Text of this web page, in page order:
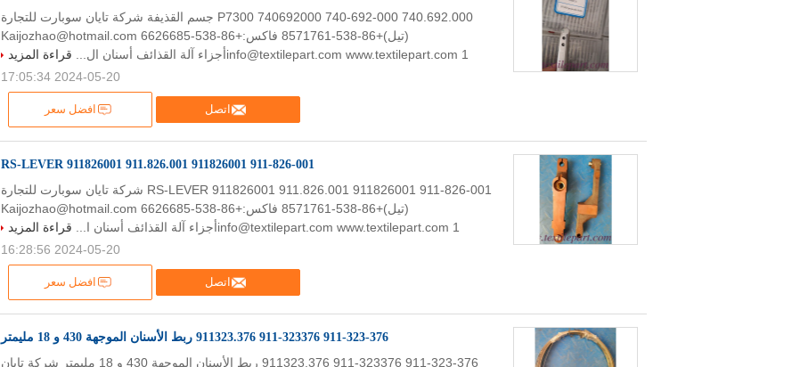
اتصل افضل سعر
740.692.000 740-692-000 740692000 P7300 جسم القذيفة شركة تايان سوبارت للتجارة
(تيل)+86-538-8571761 فاكس:+86-538-6626685 Kaijozhao@hotmail.com
info@textilepart.com www.textilepart.com 1أجزاء آلة القذائف أسنان ال...
قراءة المزيد
2024-05-20 17:05:34
911-826-001 911826001 911.826.001 911826001 RS-LEVER
اتصل افضل سعر
911-826-001 911826001 911.826.001 911826001 RS-LEVER شركة تايان سوبارت للتجارة
(تيل)+86-538-8571761 فاكس:+86-538-6626685 Kaijozhao@hotmail.com
info@textilepart.com www.textilepart.com 1أجزاء آلة القذائف أسنان ا...
قراءة المزيد
2024-05-20 16:28:56
911-323-376 911-323376 911323.376 ربط الأسنان الموجهة 430 و 18 مليمتر
911-323-376 911-323376 911323.376 ربط الأسنان الموجهة 430 و 18 مليمتر شركة تايان